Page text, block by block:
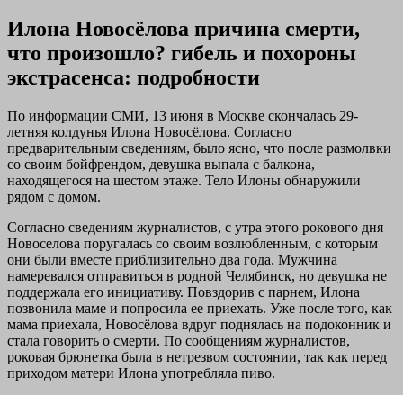
Илона Новосёлова причина смерти,
что произошло? гибель и похороны
экстрасенса: подробности
По информации СМИ, 13 июня в Москве скончалась 29-
летняя колдунья Илона Новосёлова. Согласно
предварительным сведениям, было ясно, что после размолвки
со своим бойфрендом, девушка выпала с балкона,
находящегося на шестом этаже. Тело Илоны обнаружили
рядом с домом.
Согласно сведениям журналистов, с утра этого рокового дня
Новоселова поругалась со своим возлюбленным, с которым
они были вместе приблизительно два года. Мужчина
намеревался отправиться в родной Челябинск, но девушка не
поддержала его инициативу. Повздорив с парнем, Илона
позвонила маме и попросила ее приехать. Уже после того, как
мама приехала, Новосёлова вдруг поднялась на подоконник и
стала говорить о смерти. По сообщениям журналистов,
роковая брюнетка была в нетрезвом состоянии, так как перед
приходом матери Илона употребляла пиво.